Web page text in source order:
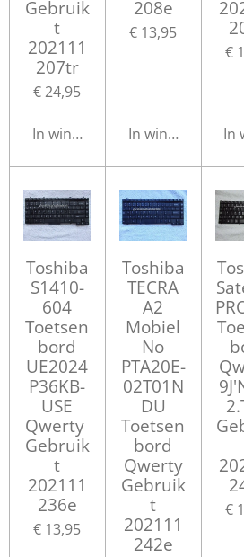
Gebruik
t
202111
207tr
€ 24,95
In winkelwagen
208e
€ 13,95
In winkelwagen
€
In
Toshiba
S1410-
604
Toetsen
bord
UE2024
P36KB-
USE
Qwerty
Gebruik
t
202111
236e
€ 13,95
Toshiba
TECRA
A2
Mobiel
No
PTA20E-
02T01N
DU
Toetsen
bord
Qwerty
Gebruik
t
202111
242e
€